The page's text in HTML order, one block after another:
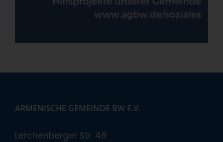
ARMENISCHE GEMEINDE BW E.V.
Lerchenberger Str. 48